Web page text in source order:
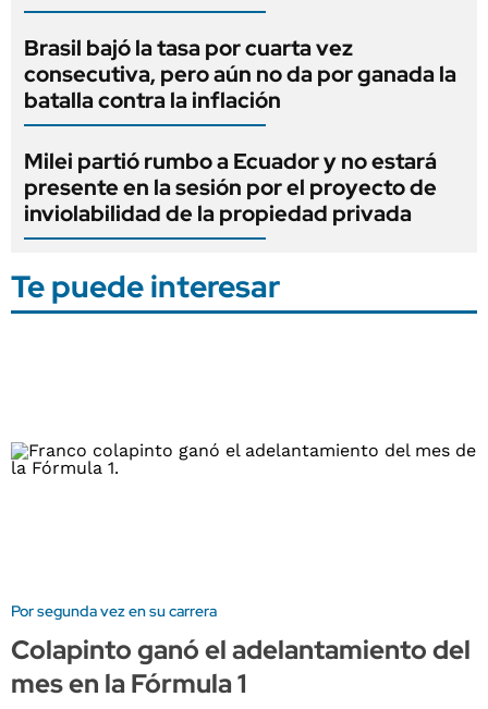
Brasil bajó la tasa por cuarta vez
consecutiva, pero aún no da por ganada la
batalla contra la inflación
Milei partió rumbo a Ecuador y no estará
presente en la sesión por el proyecto de
inviolabilidad de la propiedad privada
Te puede interesar
Por segunda vez en su carrera
Colapinto ganó el adelantamiento del
mes en la Fórmula 1